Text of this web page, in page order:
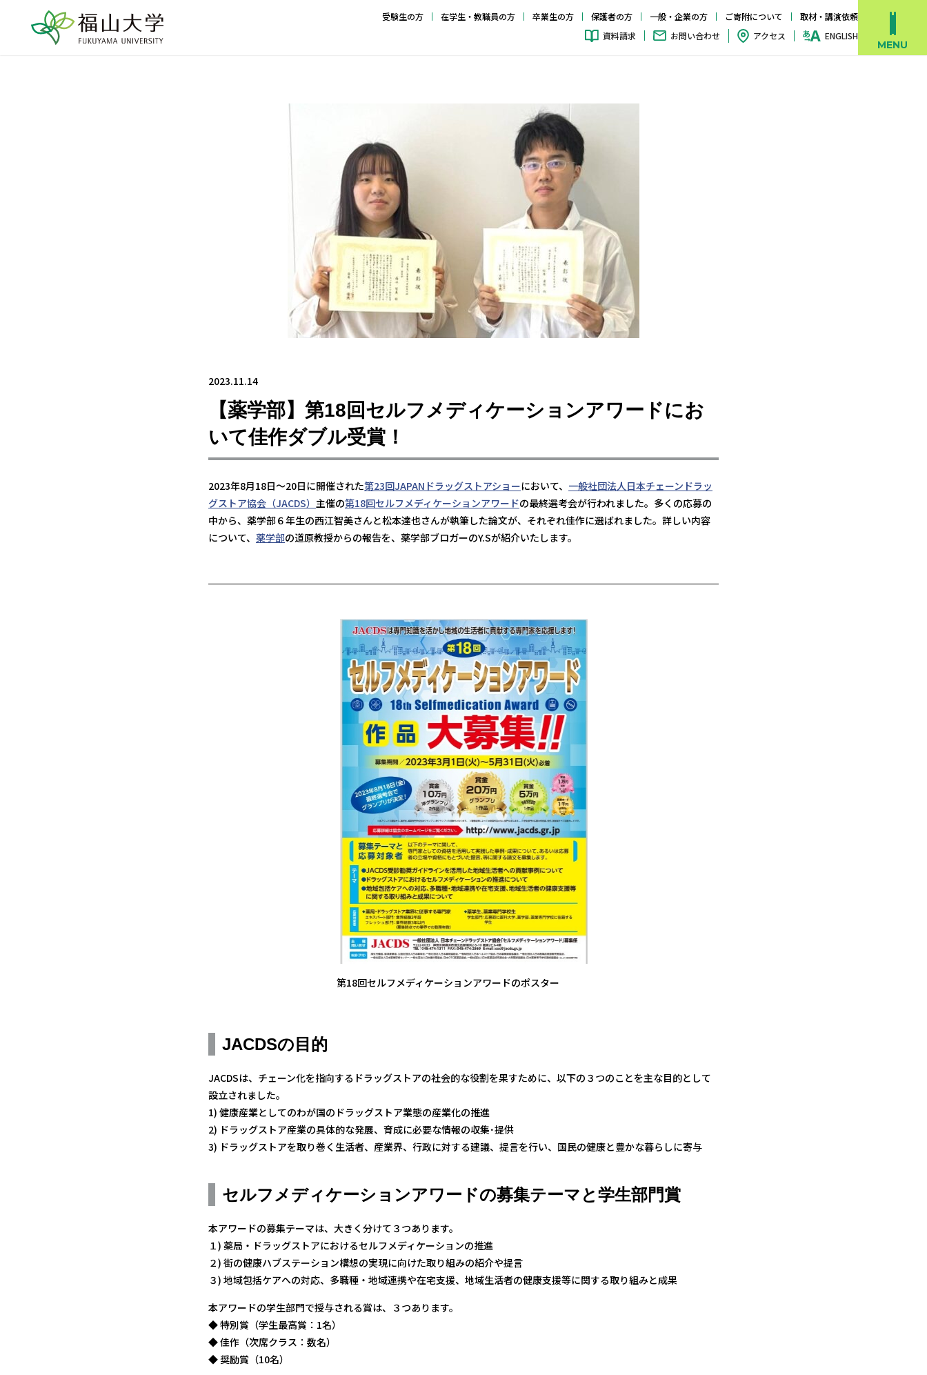
受験生の方 在学生・教職員の方 卒業生の方 保護者の方 一般・企業の方 ご寄附について
取材・講演依頼
資料請求
お問い合わせ アクセス ENGLISH
2023.11.14
【薬学部】第18回セルフメディケーションアワードにお
いて佳作ダブル受賞！
2023年8月18日～20日に開催された第23回JAPANドラッグストアショーにおいて、 一般社団法人日本チェーンドラッ
グストア協会（JACDS） 主催の第18回セルフメディケーションアワードの最終選考会が行われました。多くの応募の
中から、薬学部６年生の西江智美さんと松本達也さんが執筆した論文が、それぞれ佳作に選ばれました。詳しい内容
について、 薬学部の道原教授からの報告を、薬学部ブロガーのY.Sが紹介いたします。
第18回セルフメディケーションアワードのポスター
JACDSの目的
JACDSは、チェーン化を指向するドラッグストアの社会的な役割を果すために、以下の３つのことを主な目的として
設立されました。
1) 健康産業としてのわが国のドラッグストア業態の産業化の推進
2) ドラッグストア産業の具体的な発展、育成に必要な情報の収集･提供
3) ドラッグストアを取り巻く生活者、産業界、行政に対する建議、提言を行い、国民の健康と豊かな暮らしに寄与
セルフメディケーションアワードの募集テーマと学生部門賞
本アワードの募集テーマは、大きく分けて３つあります。
１) 薬局・ドラッグストアにおけるセルフメディケーションの推進
２) 街の健康ハブステーション構想の実現に向けた取り組みの紹介や提言
３) 地域包括ケアへの対応、多職種・地域連携や在宅支援、地域生活者の健康支援等に関する取り組みと成果
本アワードの学生部門で授与される賞は、３つあります。
◆ 特別賞（学生最高賞：1名）
◆ 佳作（次席クラス：数名）
◆ 奨励賞（10名）